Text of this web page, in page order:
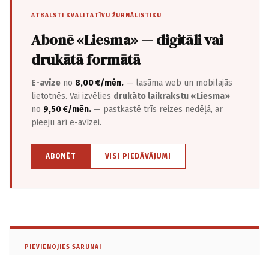
ATBALSTI KVALITATĪVU ŽURNĀLISTIKU
Abonē «Liesma» — digitāli vai
drukātā formātā
E-avīze no 8,00 €/mēn. — lasāma web un mobilajās
lietotnēs. Vai izvēlies drukāto laikrakstu «Liesma»
no 9,50 €/mēn. — pastkastē trīs reizes nedēļā, ar
pieeju arī e-avīzei.
ABONĒT VISI PIEDĀVĀJUMI
PIEVIENOJIES SARUNAI